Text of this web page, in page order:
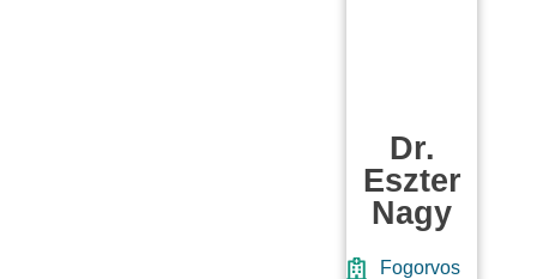
Dr.
Eszter
Nagy
Fogorvos